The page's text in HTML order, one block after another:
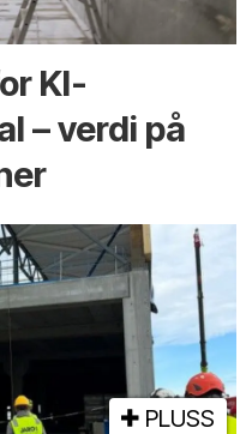
KI-
– verdi på
PLUSS